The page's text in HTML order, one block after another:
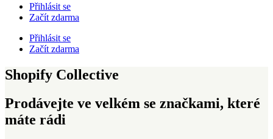
Přihlásit se
Začít zdarma
Přihlásit se
Začít zdarma
Shopify Collective
Prodávejte ve velkém se značkami, které
máte rádi